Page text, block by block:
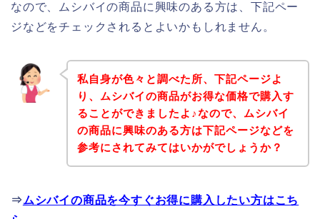
なので、ムシバイの商品に興味のある方は、下記ペー
ジなどをチェックされるとよいかもしれません。
私自身が色々と調べた所、下記ページよ
り、ムシバイの商品がお得な価格で購入す
ることができましたよ♪なので、ムシバイ
の商品に興味のある方は下記ページなどを
参考にされてみてはいかがでしょうか？
⇒ムシバイの商品を今すぐお得に購入したい方はこち